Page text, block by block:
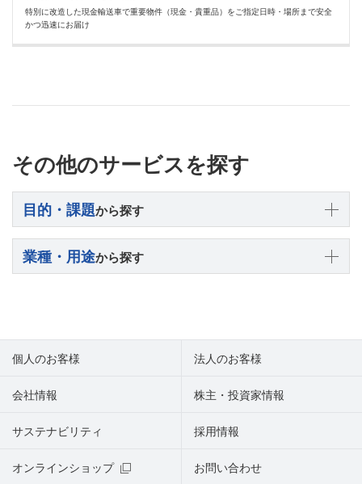
特別に改造した現金輸送車で重要物件（現金・貴重品）をご指定日時・場所まで安全
かつ迅速にお届け
その他のサービスを探す
目的・課題から探す
業種・用途から探す
個人のお客様 法人のお客様
会社情報 株主・投資家情報
サステナビリティ
オンラインショップ お問い合わせ
採用情報